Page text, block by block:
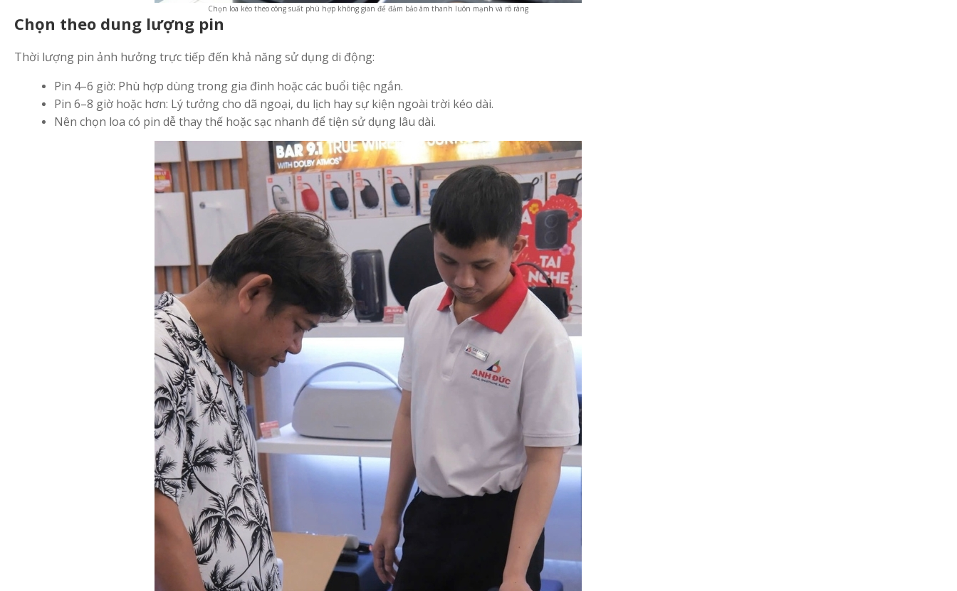
Chọn loa kéo theo công suất phù hợp không gian để đảm bảo âm thanh luôn mạnh và rõ ràng
Chọn theo dung lượng pin
Thời lượng pin ảnh hưởng trực tiếp đến khả năng sử dụng di động:
Pin 4–6 giờ: Phù hợp dùng trong gia đình hoặc các buổi tiệc ngắn.
Pin 6–8 giờ hoặc hơn: Lý tưởng cho dã ngoại, du lịch hay sự kiện ngoài trời kéo dài.
Nên chọn loa có pin dễ thay thế hoặc sạc nhanh để tiện sử dụng lâu dài.